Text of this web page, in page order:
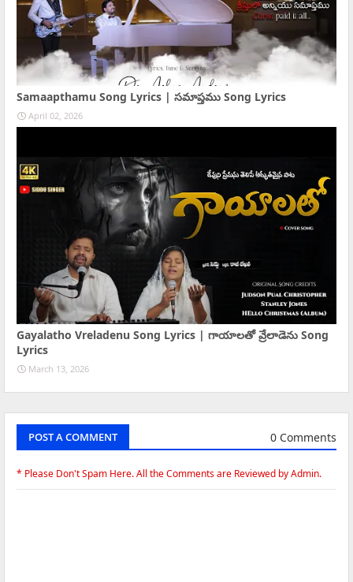
Samaapthamu Song Lyrics | సమాప్తము Song Lyrics
April 02, 2026
Gayalatho Vreladenu Song Lyrics | గాయాలతో వ్రేలాడెను Song
Lyrics
March 13, 2026
POST A COMMENT 0 Comments
* Please Don't Spam Here. All the Comments are Reviewed by Admin.